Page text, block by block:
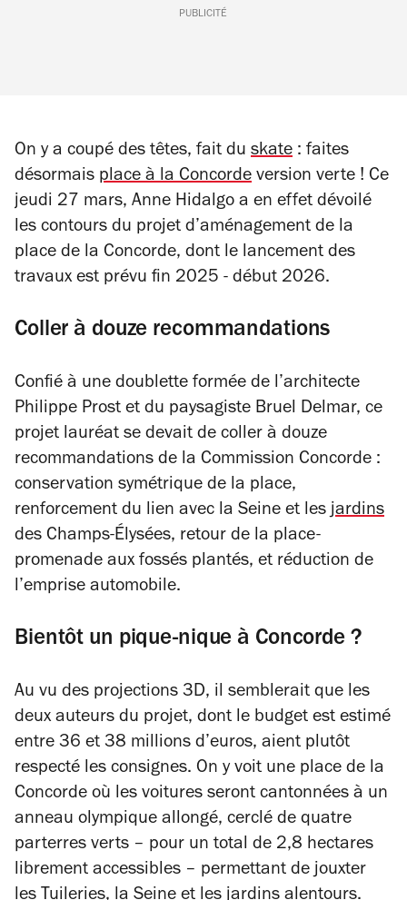
PUBLICITÉ
On y a coupé des têtes, fait du skate : faites
désormais place à la Concorde version verte ! Ce
jeudi 27 mars, Anne Hidalgo a en effet dévoilé
les contours du projet d’aménagement de la
place de la Concorde, dont le lancement des
travaux est prévu fin 2025 - début 2026.
Coller à douze recommandations
Confié à une doublette formée de l’architecte
Philippe Prost et du paysagiste Bruel Delmar, ce
projet lauréat se devait de coller à douze
recommandations de la Commission Concorde :
conservation symétrique de la place,
renforcement du lien avec la Seine et lesjardins
des Champs-Élysées, retour de la place-
promenade aux fossés plantés, et réduction de
l’emprise automobile.
Bientôt un pique-nique à Concorde ?
Au vu des projections 3D, il semblerait que les
deux auteurs du projet, dont le budget est estimé
entre 36 et 38 millions d’euros, aient plutôt
respecté les consignes. On y voit une place de la
Concorde où les voitures seront cantonnées à un
anneau olympique allongé, cerclé de quatre
parterres verts – pour un total de 2,8 hectares
librement accessibles – permettant de jouxter
les Tuileries, la Seine et les jardins alentours.